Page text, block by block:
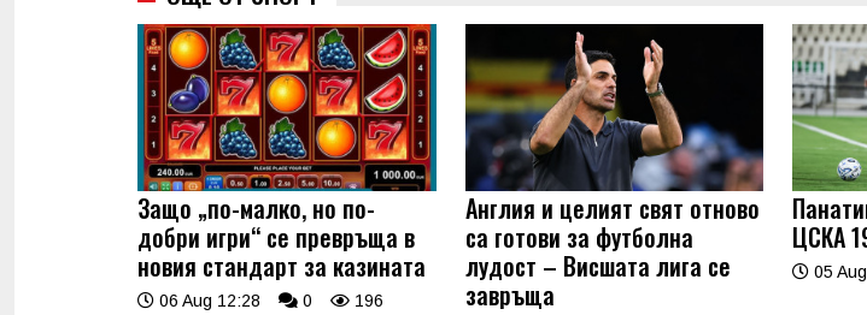
Защо „по-малко, но по-
добри игри“ се превръща в
новия стандарт за казината
06 Aug 12:28 0 196
Англия и целият свят отново
са готови за футболна
лудост – Висшата лига се
завръща
ЦСКА
05